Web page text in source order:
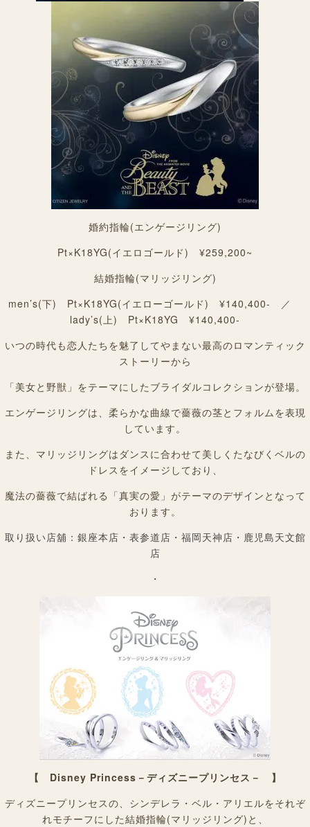
婚約指輪(エンゲージリング)
Pt×K18YG(イエロゴールド) ¥259,200~
結婚指輪(マリッジリング)
men’s(下) Pt×K18YG(イエローゴールド) ¥140,400- ／
lady’s(上) Pt×K18YG ¥140,400-
いつの時代も恋人たちを魅了してやまない最高のロマンティック
ストーリーから
「美女と野獣」をテーマにしたブライダルコレクションが登場。
エンゲージリングは、柔らかな曲線で薔薇の茎とフォルムを表現
しています。
また、マリッジリングはダンスに合わせて美しくたなびくベルの
ドレスをイメージしており、
魔法の薔薇で結ばれる「真実の愛」がテーマのデザインとなって
おります。
取り扱い店舖：銀座本店・表参道店・福岡天神店・鹿児島天文館
店
・
【 Disney Princess－ディズニープリンセス－ 】
ディズニープリンセスの、シンデレラ・ベル・アリエルをそれぞ
れモチーフにした結婚指輪(マリッジリング)と、